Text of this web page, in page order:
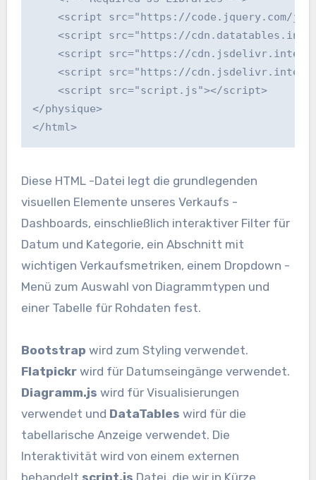
<script src="https://code.jquery.com/
<script src="https://
<script src="https://
<script src="https://
    <script src="script.js"></script>
</physique>
</html>
Diese HTML -Datei legt die grundlegenden
visuellen Elemente unseres Verkaufs -
Dashboards, einschließlich interaktiver Filter für
Datum und Kategorie, ein Abschnitt mit
wichtigen Verkaufsmetriken, einem Dropdown -
Menü zum Auswahl von Diagrammtypen und
einer Tabelle für Rohdaten fest.
Bootstrap wird zum Styling verwendet.
Flatpickr wird für Datumseingänge verwendet.
Diagramm.js wird für Visualisierungen
verwendet und DataTables wird für die
tabellarische Anzeige verwendet. Die
Interaktivität wird von einem externen